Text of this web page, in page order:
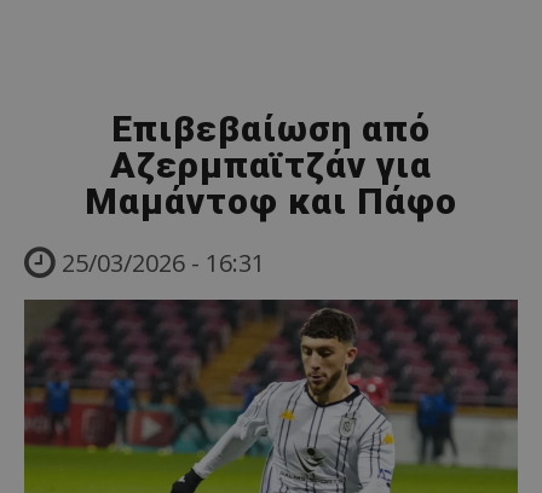
Επιβεβαίωση από
Αζερμπαϊτζάν για
Μαμάντοφ και Πάφο
25/03/2026 - 16:31